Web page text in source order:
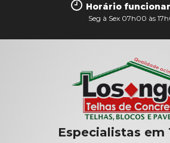
Horário
Seg à Sex 07h00 às
Especialistas em